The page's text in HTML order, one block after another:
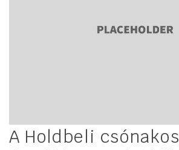
A Holdbeli csónakos